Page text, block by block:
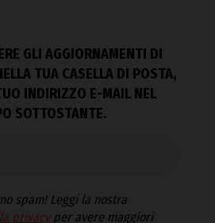
GLI AGGIORNAMENTI DI
TUA CASELLA DI POSTA,
INDIRIZZO E-MAIL NEL
SOTTOSTANTE.
spam! Leggi la nostra
privacyper avere maggiori